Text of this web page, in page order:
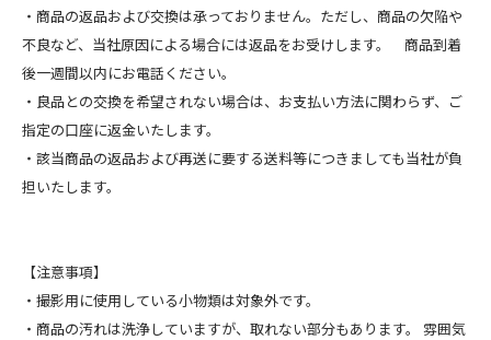
・商品の返品および交換は承っておりません。ただし、商品の欠陥や
不良など、当社原因による場合には返品をお受けします。 商品到着
後一週間以内にお電話ください。
・良品との交換を希望されない場合は、お支払い方法に関わらず、ご
指定の口座に返金いたします。
・該当商品の返品および再送に要する送料等につきましても当社が負
担いたします。
【注意事項】
・撮影用に使用している小物類は対象外です。
・商品の汚れは洗浄していますが、取れない部分もあります。 雰囲気